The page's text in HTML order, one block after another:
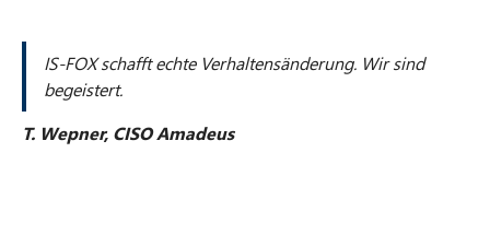
IS-FOX schafft echte Verhaltensänderung. Wir sind
begeistert.
T. Wepner, CISO Amadeus